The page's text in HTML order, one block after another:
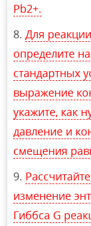
Pb2+.
Для
определите
стандартных
выражение
укажите, как
давление и
смещения
изменение
Гиббса G